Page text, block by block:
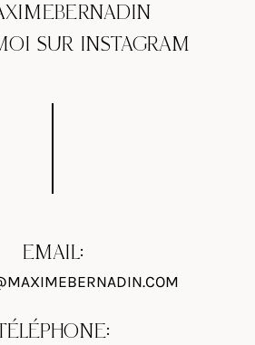
SUR INSTAGRAM
EMAIL: